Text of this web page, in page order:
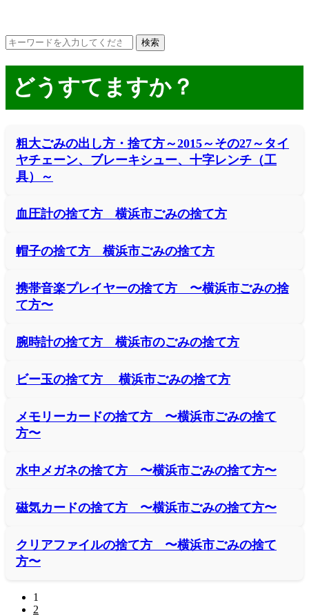
どうすてますか？
粗大ごみの出し方・捨て方～2015～その27～タイ
ヤチェーン、ブレーキシュー、十字レンチ（工
具）～
血圧計の捨て方 横浜市ごみの捨て方
帽子の捨て方 横浜市ごみの捨て方
携帯音楽プレイヤーの捨て方 〜横浜市ごみの捨
て方〜
腕時計の捨て方 横浜市のごみの捨て方
ビー玉の捨て方 横浜市ごみの捨て方
メモリーカードの捨て方 〜横浜市ごみの捨て
方〜
水中メガネの捨て方 〜横浜市ごみの捨て方〜
磁気カードの捨て方 〜横浜市ごみの捨て方〜
クリアファイルの捨て方 〜横浜市ごみの捨て
方〜
1
2